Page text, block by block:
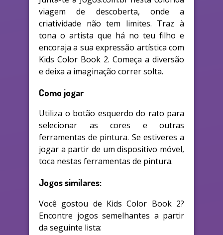
viagem de descoberta, onde a
criatividade não tem limites. Traz à
tona o artista que há no teu filho e
encoraja a sua expressão artística com
Kids Color Book 2. Começa a diversão
e deixa a imaginação correr solta.
Como jogar
Utiliza o botão esquerdo do rato para
selecionar as cores e outras
ferramentas de pintura. Se estiveres a
jogar a partir de um dispositivo móvel,
toca nestas ferramentas de pintura.
Jogos similares:
Você gostou de Kids Color Book 2?
Encontre jogos semelhantes a partir
da seguinte lista: